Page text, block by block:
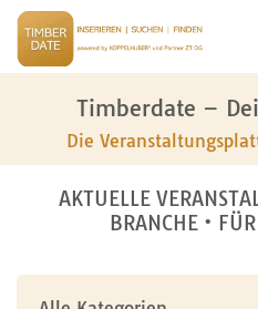
Timberdate –
Die
AKTUELLE
BRANCHE •